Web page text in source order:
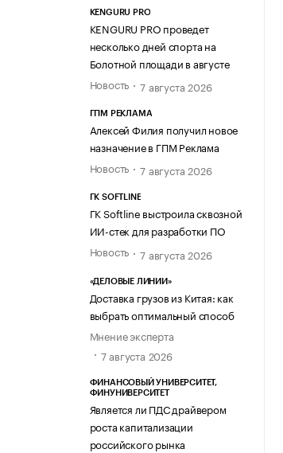
KENGURU PRO
KENGURU PRO проведет
несколько дней спорта на
Болотной площади в августе
Новость
7 августа 2026
ГПМ РЕКЛАМА
Алексей Филия получил новое
назначение в ГПМ Реклама
Новость
7 августа 2026
ГК SOFTLINE
ГК Softline выстроила сквозной
ИИ-стек для разработки ПО
Новость
7 августа 2026
«ДЕЛОВЫЕ ЛИНИИ»
Доставка грузов из Китая: как
выбрать оптимальный способ
Мнение эксперта
7 августа 2026
ФИНАНСОВЫЙ УНИВЕРСИТЕТ,
ФИНУНИВЕРСИТЕТ
Является ли ПДС драйвером
роста капитализации
российского рынка